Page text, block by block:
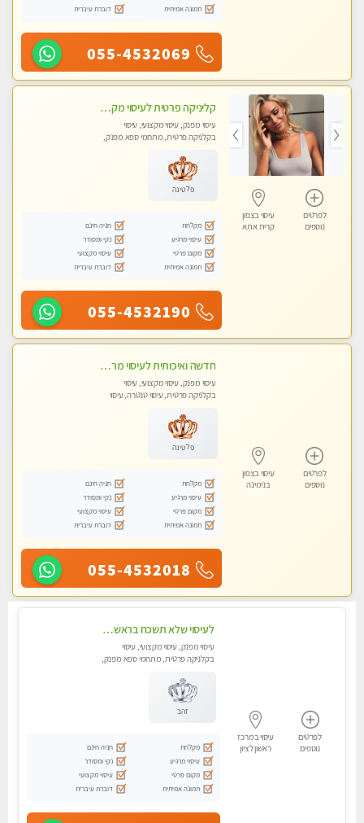
תמונה אמיתית
דוברת עיברית
055-4532069
לפרטים
נוספים
עיסוי בצפון
קרית אתא
קליניקה פרטית לעיסוי מקצועי ואלטרנטיבי ברמה גבוהה VIP תתקשר ..... highly recommended..new in the city
עיסוי מפנק, עיסוי מקצועי, עיסוי
בקלניקה פרטית, מתחמי ספא מפנק,
טנטרה, עיסוי מגבר לגבר, עיסוי מגבר
לאישה
פלטינה
מקלחת
חניה חינם
עיסוי מרגיע
נקי ומסודר
מקום פרטי
עיסוי מקצועי
תמונה אמיתית
דוברת עיברית
055-4532190
לפרטים
נוספים
עיסוי בצפון
בנימינה
חדשה ואיכותית לעיסוי מרגיע ומפנק VIP-מומלץ לחלוטין! פרטי! ​​​​​​ Highly recommended
עיסוי מפנק, עיסוי מקצועי, עיסוי
בקלניקה פרטית, עיסוי טנטרה, עיסוי
פלטינה
מקלחת
חניה חינם
עיסוי מרגיע
נקי ומסודר
מקום פרטי
עיסוי מקצועי
תמונה אמיתית
דוברת עיברית
055-4532018
לפרטים
נוספים
עיסוי במרכז
ראשון לציון
לעיסוי שלא תשכח בראשון לציון
עיסוי מפנק, עיסוי מקצועי, עיסוי
בקלניקה פרטית, מתחמי ספא מפנק,
זהב
מקלחת
חניה חינם
עיסוי מרגיע
נקי ומסודר
מקום פרטי
עיסוי מקצועי
תמונה אמיתית
דוברת עיברית